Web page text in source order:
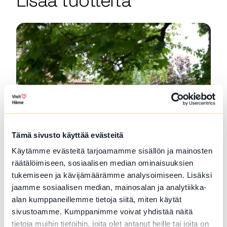
Tämä sivusto käyttää evästeitä
Käytämme evästeitä tarjoamamme sisällön ja mainosten
räätälöimiseen, sosiaalisen median ominaisuuksien
tukemiseen ja kävijämäärämme analysoimiseen. Lisäksi
jaamme sosiaalisen median, mainosalan ja analytiikka-
alan kumppaneillemme tietoja siitä, miten käytät
sivustoamme. Kumppanimme voivat yhdistää näitä
tietoja muihin tietoihin, joita olet antanut heille tai joita on
Jolie Vanha-Norri
Jolie Vanha-Norri bietet einfache aber köstliche
Gerichte mit saisonalen...
Lue lisää tuotteesta Jolie Vanha-Norri